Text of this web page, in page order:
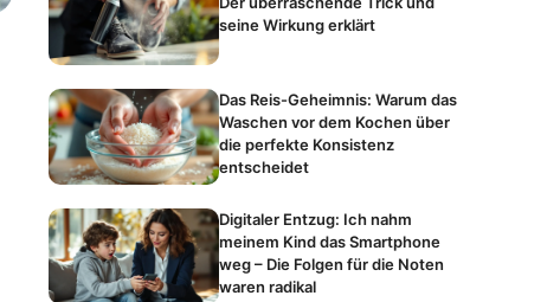
seine Wirkung erklärt
Das Reis-Geheimnis: Warum das
Waschen vor dem Kochen über
die perfekte Konsistenz
entscheidet
Digitaler Entzug: Ich nahm
meinem Kind das Smartphone
weg – Die Folgen für die Noten
waren radikal